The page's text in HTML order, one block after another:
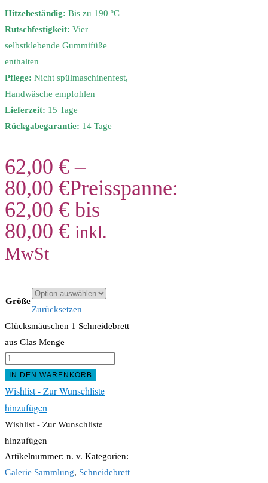
Hitzebeständig: Bis zu 190 ºC
Rutschfestigkeit: Vier
selbstklebende Gummifüße
enthalten
Pflege: Nicht spülmaschinenfest,
Handwäsche empfohlen
Lieferzeit: 15 Tage
Rückgabegarantie: 14 Tage
62,00 € –
80,00 €Preisspanne:
62,00 € bis
80,00 € inkl.
MwSt
Größe
Zurücksetzen
Glücksmäuschen 1 Schneidebrett
aus Glas Menge
IN DEN WARENKORB
Wishlist - Zur Wunschliste
hinzufügen
Wishlist - Zur Wunschliste
hinzufügen
Artikelnummer: n. v. Kategorien:
Galerie Sammlung, Schneidebrett